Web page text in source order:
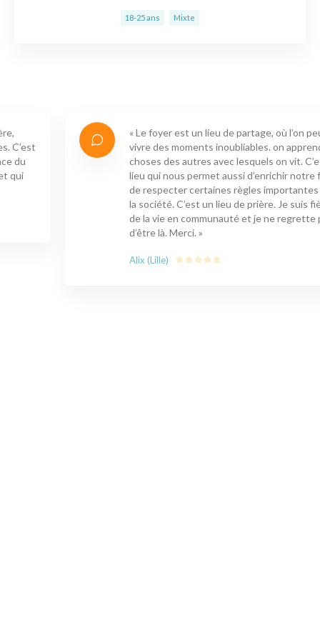
18-25 ans Mixte
« Le foyer est un lieu de partage, où l’on peut
vivre des moments inoubliables. on apprend des
choses des autres avec lesquels on vit. C’est un
lieu qui nous permet aussi d’enrichir notre foi,
de respecter certaines règles importantes pour
la société. C’est un lieu de prière. Je suis fière
de la vie en communauté et je ne regrette pas
d’être là. Merci. »